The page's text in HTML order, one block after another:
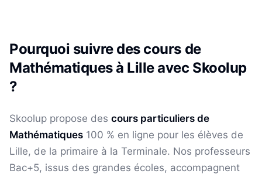
Pourquoi suivre des cours de
Mathématiquesà Lilleavec Skoolup
?
Skoolup propose des cours particuliers de
Mathématiques 100 % en ligne pour les élèves de
Lille, de la primaire à la Terminale. Nos professeurs
Bac+5, issus des grandes écoles, accompagnent